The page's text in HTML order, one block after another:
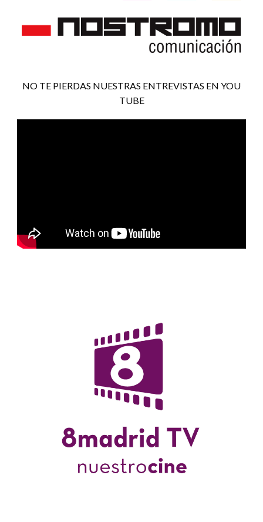
NO TE PIERDAS NUESTRAS ENTREVISTAS EN YOU
TUBE